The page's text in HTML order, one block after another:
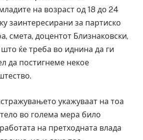
на возраст од 18 до 24
заинтересирани за партиско
смета, доцентот Близнаковски,
ќе треба во иднина да ги
да постигнеме некое
укажуваат на тоа
во голема мера било
на претходната влада